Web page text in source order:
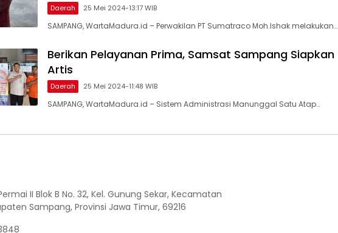
Daerah 25 Mei 2024-13:17 WIB
SAMPANG, WartaMadura.id – Perwakilan PT Sumatraco Moh.Ishak melakukan…
Berikan Pelayanan Prima, Samsat Sampang Siapkan
Artis
Daerah 25 Mei 2024-11:48 WIB
SAMPANG, WartaMadura.id – Sistem Administrasi Manunggal Satu Atap…
II Blok B No. 32, Kel. Gunung Sekar, Kecamatan
Sampang, Provinsi Jawa Timur, 69216